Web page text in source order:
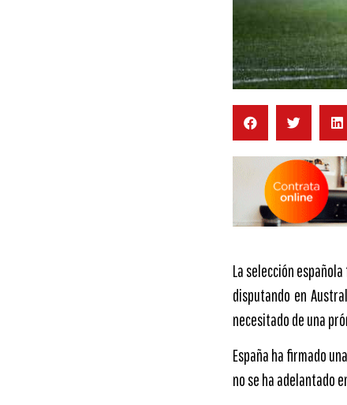
La selección
disputando en
necesitado de una
España ha firmado
no se ha adelantado